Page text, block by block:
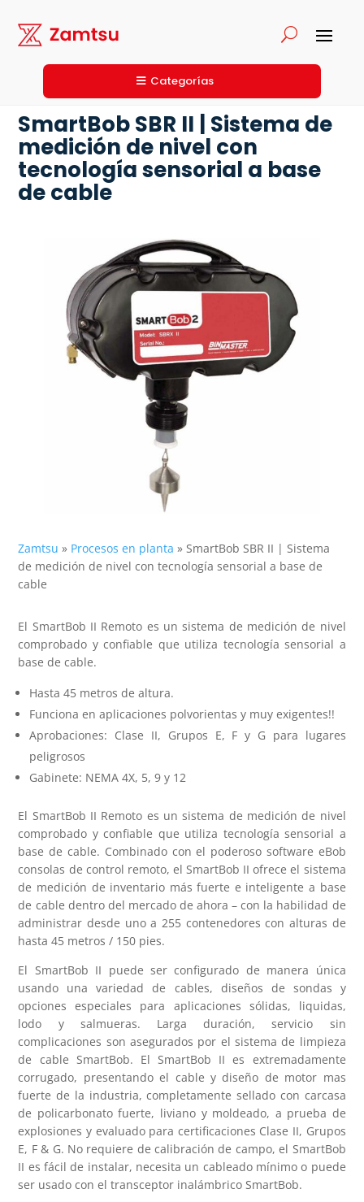
Categorías
Zamtsu » Procesos en planta »SmartBob SBR II | Sistema
de medición de nivel con tecnología sensorial a base de
cable
SmartBob SBR II | Sistema de
medición de nivel con
tecnología sensorial a base
de cable
El SmartBob II Remoto es un sistema de medición de nivel
comprobado y confiable que utiliza tecnología sensorial a
base de cable.
Hasta 45 metros de altura.
Funciona en aplicaciones polvorientas y muy exigentes​!!
Aprobaciones: Clase II, Grupos E, F y G para lugares
peligrosos
Gabinete: NEMA 4X, 5, 9 y 12
El SmartBob II Remoto es un sistema de medición de nivel
comprobado y confiable que utiliza tecnología sensorial a
base de cable. Combinado con el poderoso software eBob
consolas de control remoto, el SmartBob II ofrece el sistema
de medición de inventario más fuerte e inteligente a base
de cable dentro del mercado de ahora – con la habilidad de
administrar desde uno a 255 contenedores con alturas de
hasta 45 metros / 150 pies.
El SmartBob II puede ser configurado de manera única
usando una variedad de cables, diseños de sondas y
opciones especiales para aplicaciones sólidas, liquidas,
lodo y salmueras. Larga duración, servicio sin
complicaciones son asegurados por el sistema de limpieza
de cable SmartBob. El SmartBob II es extremadamente
corrugado, presentando el cable y diseño de motor mas
fuerte de la industria, completamente sellado con carcasa
de policarbonato fuerte, liviano y moldeado, a prueba de
explosiones y evaluado para certificaciones Clase II, Grupos
E, F & G. No requiere de calibración de campo, el SmartBob
II es fácil de instalar, necesita un cableado mínimo o puede
ser usado con el transceptor inalámbrico SmartBob.